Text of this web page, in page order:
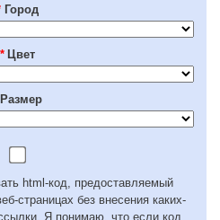
Город
* Цвет
Размер
html-код, предоставляемый
страницах без внесения каких-
Я понимаю, что если код